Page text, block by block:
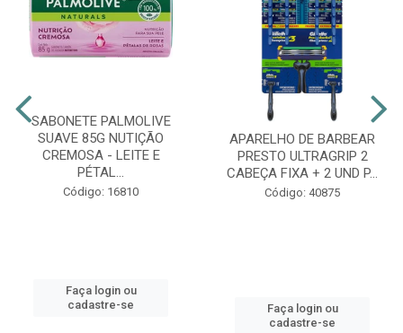
SABONETE PALMOLIVE
SUAVE 85G NUTIÇÃO
CREMOSA - LEITE E
PÉTAL...
Código: 16810
Faça login ou
cadastre-se
APARELHO DE BARBEAR
PRESTO ULTRAGRIP 2
CABEÇA FIXA + 2 UND P...
Código: 40875
Faça login ou
cadastre-se